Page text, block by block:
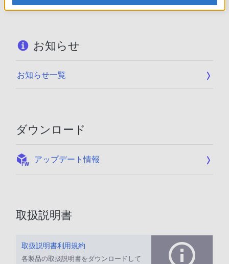
お知らせ
お知らせ一覧
ダウンロード
アップデート情報
取扱説明書
取扱説明書利用規約
各製品の取扱説明書をダウンロードして